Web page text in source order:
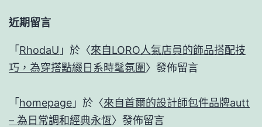
近期留言
「RhodaU 」於〈來自LORO人氣店員的飾品搭配技
巧，為穿搭點綴日系時髦氛圍〉發佈留言
「homepage 」於〈來自首爾的設計師包件品牌autt
– 為日常調和經典永恆〉發佈留言